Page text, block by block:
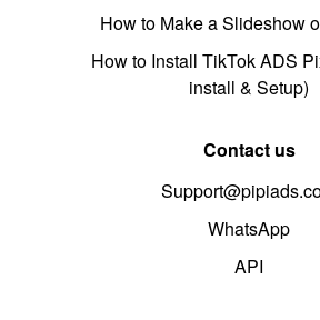
How to Make a Slideshow
How to Install TikTok ADS
install & Setup)
Contact us
WhatsApp
API